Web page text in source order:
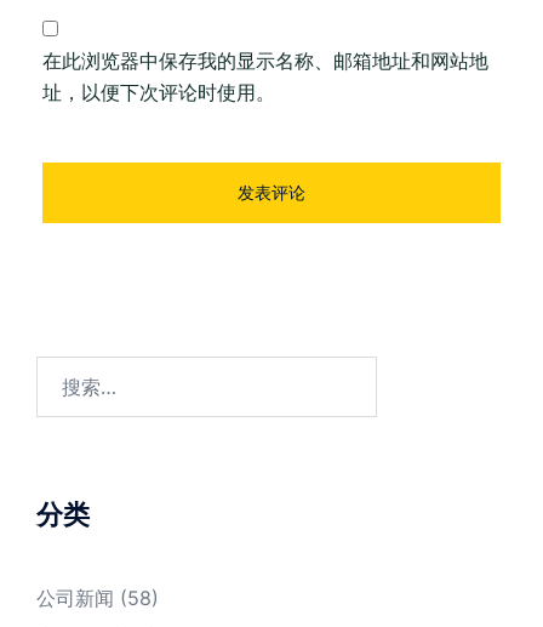
在此浏览器中保存我的显示名称、邮箱地址和网站地
址，以便下次评论时使用。
索：
分类
公司新闻 (58)